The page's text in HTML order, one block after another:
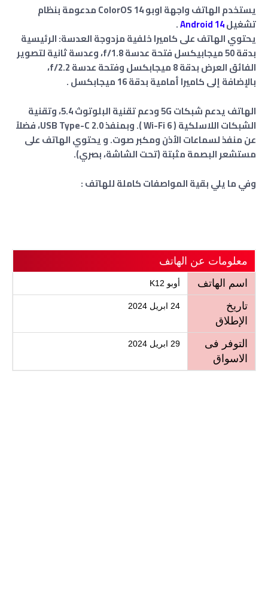
يستخدم الهاتف واجهة اوبو ColorOS 14 مدعومة بنظام
تشغيلAndroid 14
.
يحتوي الهاتف على كاميرا خلفية مزدوجة العدسة: الرئيسية
بدقة 50 ميجابيكسل فتحة عدسة f/1.8، وعدسة ثانية لتصوير
الفائق العرض بدقة 8 ميجابكسل وفتحة عدسة f/2.2،
بالإضافة إلى كاميرا أمامية بدقة 16 ميجابكسل
.
الهاتف يدعم شبكات
ودعم تقنية البلوتوث 5.4، وتقنية
الشبكات اللاسلكية ( 6 Wi-Fi ). وبمنفذ USB Type-C 2.0، فضلاً
عن منفذ لسماعات الأذن ومكبر صوت. ويحتوي الهاتف على
مستشعر البصمة مثبتة (تحت الشاشة، بصري).
وفي ما يلي بقية المواصفات كاملة للهاتف :
معلومات عن الهاتف
اسم الهاتف
أوبو K12
تاريخ
الإطلاق
24 ابريل 2024
التوفر فى
الاسواق
29 ابريل 2024